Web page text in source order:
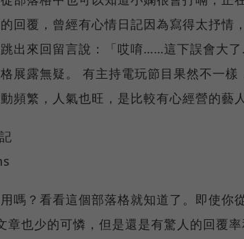
回覆，曾經有心情日記因為寫得太抒情
出來回留言說：「哎唷……這下誤會大
展露無疑。 有主持電玩節目果然不一樣
頻繁，人氣也旺，是比較有心經營的藝
嗎？看看這個部落格就知道了。即使你
章也少的可憐，但是還是有驚人的回覆